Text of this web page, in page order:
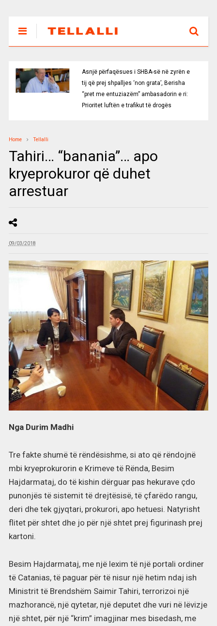
Asnjë përfaqësues i SHBA-së në zyrën e
tij që prej shpalljes ‘non grata’, Berisha
“pret me entuziazëm” ambasadorin e ri:
Prioritet luftën e trafikut të drogës
Home Tellalli
Tahiri… “banania”… apo
kryeprokuror që duhet
arrestuar
09/03/2018
Nga Durim Madhi
Tre fakte shumë të rëndësishme, si ato që rëndojnë
mbi kryeprokurorin e Krimeve të Rënda, Besim
Hajdarmataj, do të kishin dërguar pas hekurave çdo
punonjës të sistemit të drejtësisë, të çfarëdo rangu,
deri dhe tek gjyqtari, prokurori, apo hetuesi. Natyrisht
flitet për shtet dhe jo për një shtet prej figurinash prej
kartoni.
Besim Hajdarmataj, me një lexim të një portali ordiner
të Catanias, të paguar për të nisur një hetim ndaj ish
Ministrit të Brendshëm Saimir Tahiri, terrorizoi një
mazhorancë, një qytetar, një deputet dhe vuri në lëvizje
një shtet, për një “krim” imagjinar mes bisedash, me